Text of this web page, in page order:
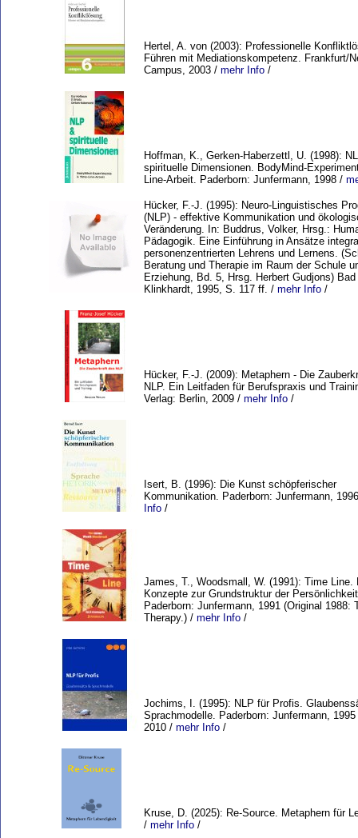
Hertel, A. von (2003): Professionelle
Führen mit Mediationskompetenz. Frankfurt/
Campus, 2003 / mehr Info /
Hoffman, K., Gerken-Haberzettl, U. (1998):
spirituelle Dimensionen. BodyMind-
Line-Arbeit. Paderborn: Junfermann, 1998 /
Hücker, F.-J. (1995): Neuro-Linguistisches
(NLP) - effektive Kommunikation und
Veränderung. In: Buddrus, Volker, Hrsg.:
Pädagogik. Eine Einführung in Ansätze
personenzentrierten Lehrens und Lernens.
Beratung und Therapie im Raum der Schule
Erziehung, Bd. 5, Hrsg. Herbert Gudjons)
Klinkhardt, 1995, S. 117 ff. / mehr Info /
Hücker, F.-J. (2009): Metaphern - Die
NLP. Ein Leitfaden für Berufspraxis und
Verlag: Berlin, 2009 / mehr Info /
Isert, B. (1996): Die Kunst schöpferischer
Kommunikation. Paderborn: Junfermann,
Info /
James, T., Woodsmall, W. (1991): Time Line.
Konzepte zur Grundstruktur der
Paderborn: Junfermann, 1991 (Original 1988:
Therapy.) / mehr Info /
Jochims, I. (1995): NLP für Profis.
Sprachmodelle. Paderborn: Junfermann,
2010 / mehr Info /
Kruse, D. (2025): Re-Source. Metaphern für
/ mehr Info /